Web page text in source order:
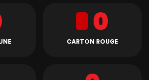
0
CARTON ROUGE